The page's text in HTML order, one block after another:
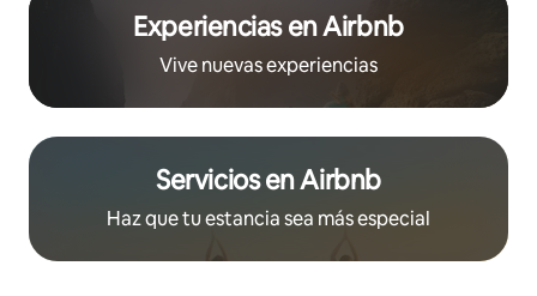
Experiencias en Airbnb
Vive nuevas experiencias
Servicios en Airbnb
Haz que tu estancia sea más especial